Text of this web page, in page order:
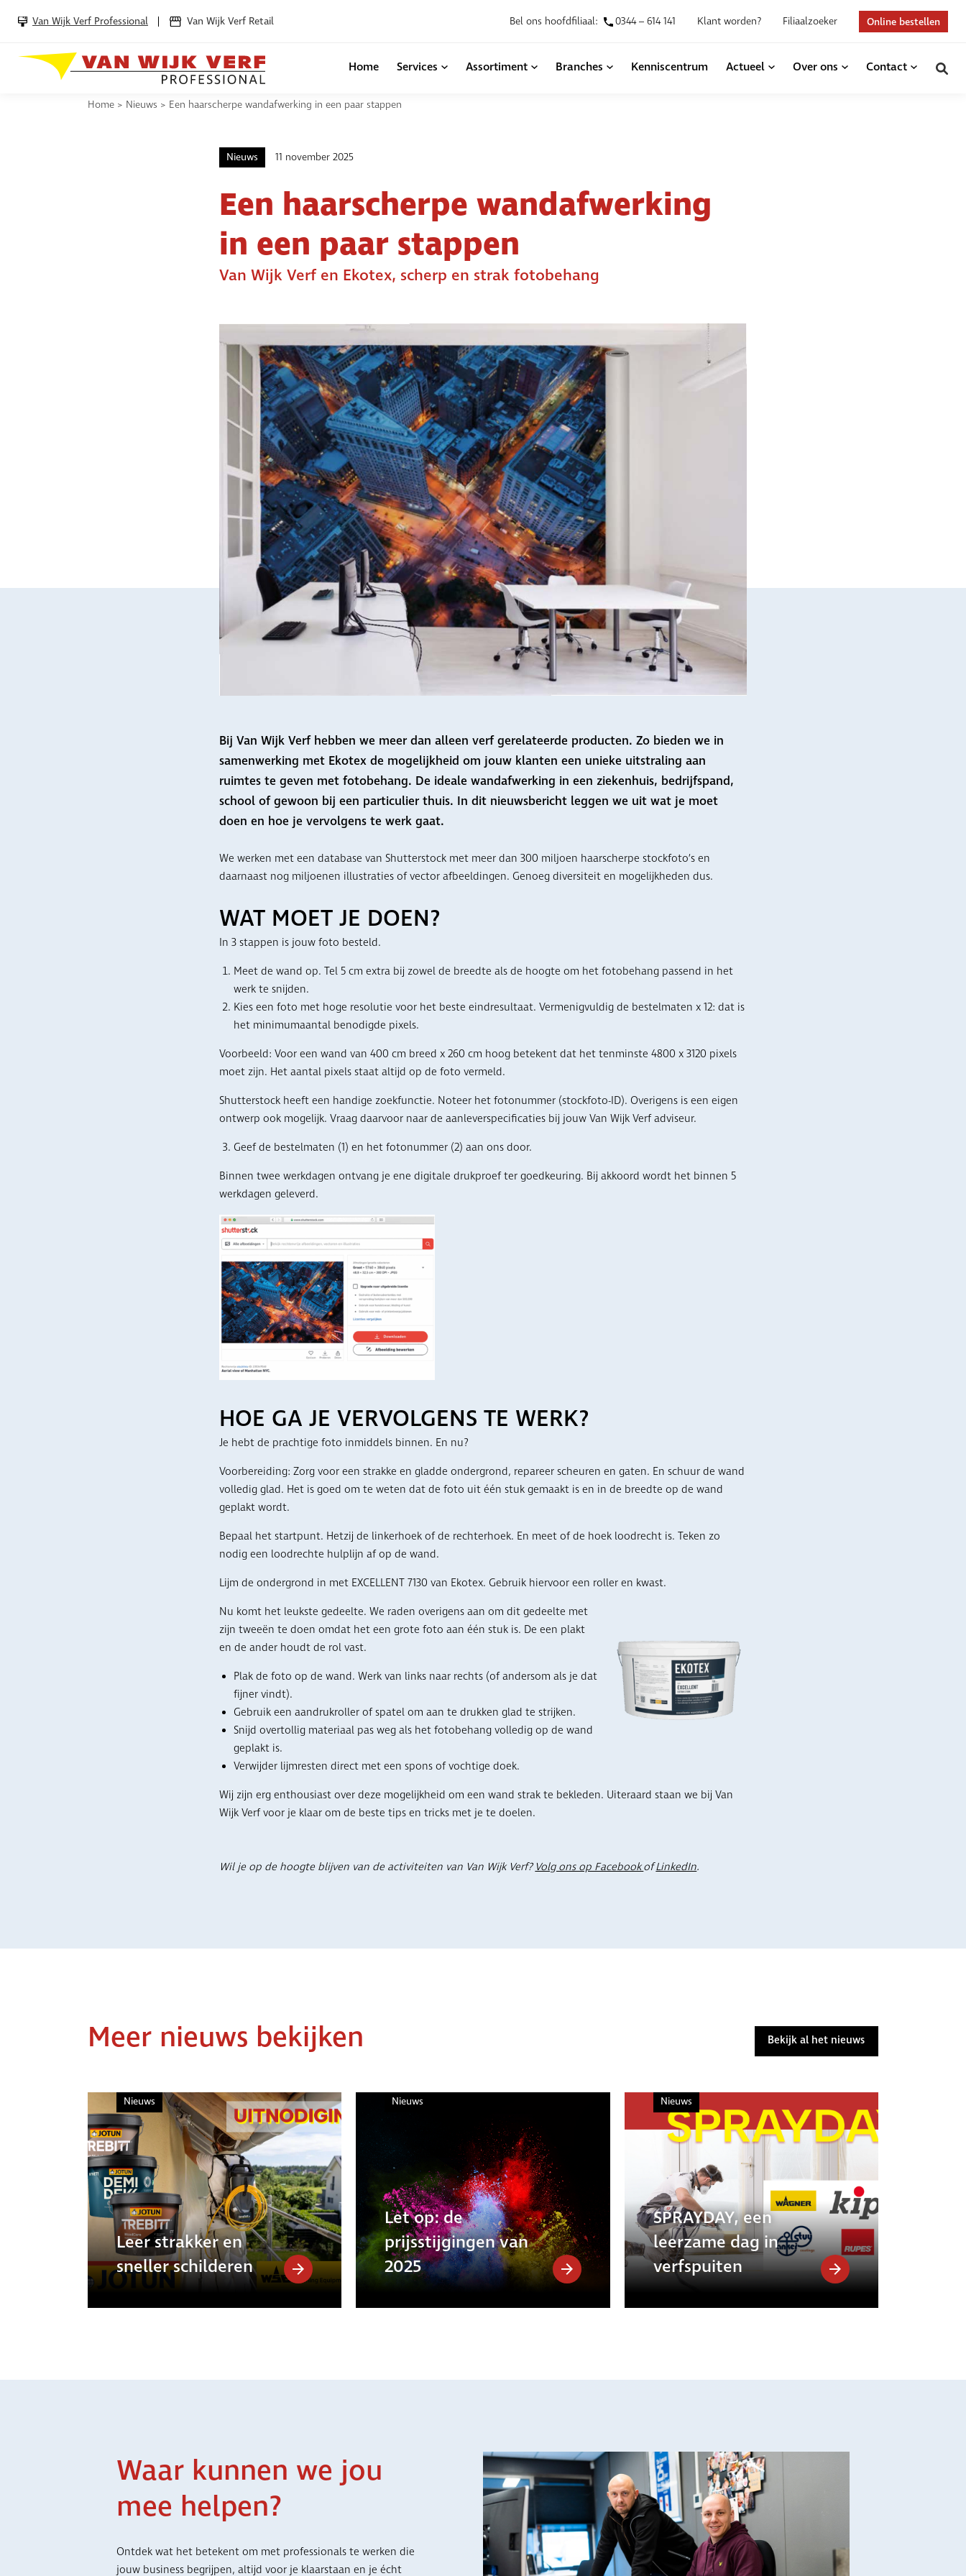
Van Wijk Verf Professional Van Wijk Verf Retail Bel ons hoofdfiliaal: 0344 – 614 141 Klant worden? Filiaalzoeker Online bestellen
Home Services Assortiment Branches Kenniscentrum Actueel Over ons Contact
Home > Nieuws > Een haarscherpe wandafwerking in een paar stappen
Nieuws 11 november 2025
Een haarscherpe wandafwerking
in een paar stappen
Van Wijk Verf en Ekotex, scherp en strak fotobehang
Bij Van Wijk Verf hebben we meer dan alleen verf gerelateerde producten. Zo bieden we in
samenwerking met Ekotex de mogelijkheid om jouw klanten een unieke uitstraling aan
ruimtes te geven met fotobehang. De ideale wandafwerking in een ziekenhuis, bedrijfspand,
school of gewoon bij een particulier thuis. In dit nieuwsbericht leggen we uit wat je moet
doen en hoe je vervolgens te werk gaat.
We werken met een database van Shutterstock met meer dan 300 miljoen haarscherpe stockfoto’s en
daarnaast nog miljoenen illustraties of vector afbeeldingen. Genoeg diversiteit en mogelijkheden dus.
WAT MOET JE DOEN?
In 3 stappen is jouw foto besteld.
Meet de wand op. Tel 5 cm extra bij zowel de breedte als de hoogte om het fotobehang passend in het
werk te snijden.
Kies een foto met hoge resolutie voor het beste eindresultaat. Vermenigvuldig de bestelmaten x 12: dat is
het minimumaantal benodigde pixels.
Voorbeeld: Voor een wand van 400 cm breed x 260 cm hoog betekent dat het tenminste 4800 x 3120 pixels
moet zijn. Het aantal pixels staat altijd op de foto vermeld.
Shutterstock heeft een handige zoekfunctie. Noteer het fotonummer (stockfoto-ID). Overigens is een eigen
ontwerp ook mogelijk. Vraag daarvoor naar de aanleverspecificaties bij jouw Van Wijk Verf adviseur.
Geef de bestelmaten (1) en het fotonummer (2) aan ons door.
Binnen twee werkdagen ontvang je ene digitale drukproef ter goedkeuring. Bij akkoord wordt het binnen 5
werkdagen geleverd.
HOE GA JE VERVOLGENS TE WERK?
Je hebt de prachtige foto inmiddels binnen. En nu?
Voorbereiding: Zorg voor een strakke en gladde ondergrond, repareer scheuren en gaten. En schuur de wand
volledig glad. Het is goed om te weten dat de foto uit één stuk gemaakt is en in de breedte op de wand
geplakt wordt.
Bepaal het startpunt. Hetzij de linkerhoek of de rechterhoek. En meet of de hoek loodrecht is. Teken zo
nodig een loodrechte hulplijn af op de wand.
Lijm de ondergrond in met EXCELLENT 7130 van Ekotex. Gebruik hiervoor een roller en kwast.
Nu komt het leukste gedeelte. We raden overigens aan om dit gedeelte met
zijn tweeën te doen omdat het een grote foto aan één stuk is. De een plakt
en de ander houdt de rol vast.
Plak de foto op de wand. Werk van links naar rechts (of andersom als je dat
fijner vindt).
Gebruik een aandrukroller of spatel om aan te drukken glad te strijken.
Snijd overtollig materiaal pas weg als het fotobehang volledig op de wand
geplakt is.
Verwijder lijmresten direct met een spons of vochtige doek.
Wij zijn erg enthousiast over deze mogelijkheid om een wand strak te bekleden. Uiteraard staan we bij Van
Wijk Verf voor je klaar om de beste tips en tricks met je te doelen.
Wil je op de hoogte blijven van de activiteiten van Van Wijk Verf? Volg ons op FacebookofLinkedIn.
Meer nieuws bekijken Bekijk al het nieuws
Nieuws
Leer strakker en
sneller schilderen
Nieuws
Let op: de
prijsstijgingen van
2025
Nieuws
SPRAYDAY, een
leerzame dag in
verfspuiten
Waar kunnen we jou
mee helpen?
Ontdek wat het betekent om met professionals te werken die
jouw business begrijpen, altijd voor je klaarstaan en je écht